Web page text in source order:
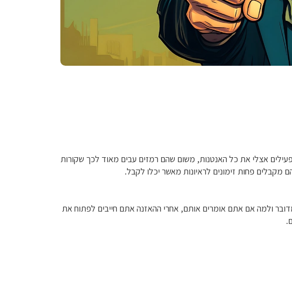
אצלי את כל האנטנות, משום שהם רמזים עבים מאוד לכך שקורות
מקבלים פחות זימונים לראיונות מאשר יכלו לקבל.
ולמה אם אתם אומרים אותם, אחרי ההאזנה אתם חייבים לפתוח את